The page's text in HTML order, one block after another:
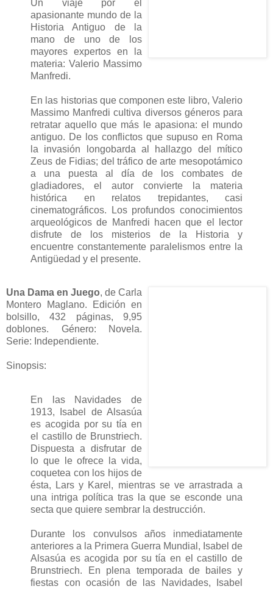
Un viaje por el
apasionante mundo de la
Historia Antiguo de la
mano de uno de los
mayores expertos en la
materia: Valerio Massimo
Manfredi.
En las historias que componen este libro, Valerio
Massimo Manfredi cultiva diversos géneros para
retratar aquello que más le apasiona: el mundo
antiguo. De los conflictos que supuso en Roma
la invasión longobarda al hallazgo del mítico
Zeus de Fidias; del tráfico de arte mesopotámico
a una puesta al día de los combates de
gladiadores, el autor convierte la materia
histórica en relatos trepidantes, casi
cinematográficos. Los profundos conocimientos
arqueológicos de Manfredi hacen que el lector
disfrute de los misterios de la Historia y
encuentre constantemente paralelismos entre la
Antigüedad y el presente.
Una Dama en Juego, de Carla
Montero Maglano. Edición en
bolsillo, 432 páginas, 9,95
doblones. Género: Novela.
Serie: Independiente.
Sinopsis:
En las Navidades de
1913, Isabel de Alsasúa
es acogida por su tía en
el castillo de Brunstriech.
Dispuesta a disfrutar de
lo que le ofrece la vida,
coquetea con los hijos de
ésta, Lars y Karel, mientras se ve arrastrada a
una intriga política tras la que se esconde una
secta que quiere sembrar la destrucción.
Durante los convulsos años inmediatamente
anteriores a la Primera Guerra Mundial, Isabel de
Alsasúa es acogida por su tía en el castillo de
Brunstriech. En plena temporada de bailes y
fiestas con ocasión de las Navidades, Isabel